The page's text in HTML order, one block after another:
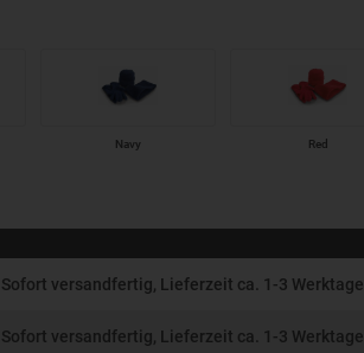
Navy Red
Sofort versandfertig, Lieferzeit ca. 1-3 Werktage
Sofort versandfertig, Lieferzeit ca. 1-3 Werktage